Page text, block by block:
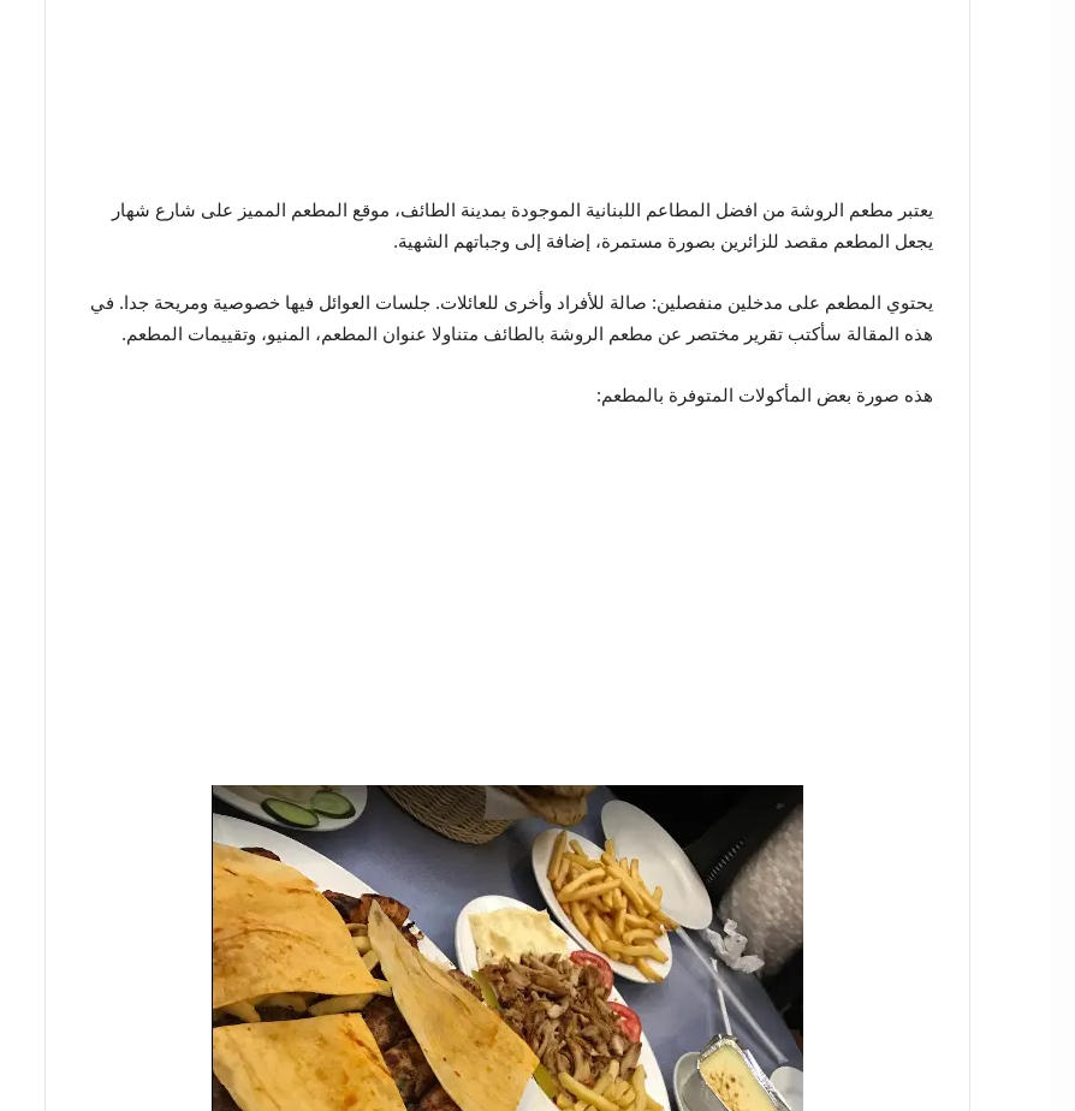
يعتبر مطعم الروشة من افضل المطاعم اللبنانية الموجودة بمدينة الطائف، موقع المطعم المميز على شارع شهار
يجعل المطعم مقصد للزائرين بصورة مستمرة، إضافة إلى وجباتهم الشهية.
يحتوي المطعم على مدخلين منفصلين: صالة للأفراد وأخرى للعائلات. جلسات العوائل فيها خصوصية ومريحة جدا. في
هذه المقالة سأكتب تقرير مختصر عن مطعم الروشة بالطائف متناولا عنوان المطعم، المنيو، وتقييمات المطعم.
هذه صورة بعض المأكولات المتوفرة بالمطعم: